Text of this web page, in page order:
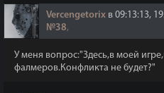
Vercengetorix в 09:13:13,
№38,
У меня вопрос:"Здесь,в моей
фалмеров.Конфликта не будет?"